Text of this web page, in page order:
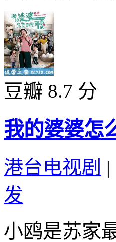
豆瓣 8.7 分
我的婆婆怎
港台电视剧 |
发
小鸥是苏家